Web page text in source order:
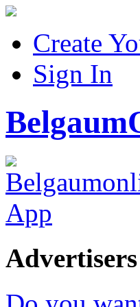
Create
Sign In
Advertisers